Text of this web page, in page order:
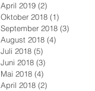
April 2019 (2)
Oktober 2018 (1)
September 2018 (3)
August 2018 (4)
Juli 2018 (5)
Juni 2018 (3)
Mai 2018 (4)
April 2018 (2)